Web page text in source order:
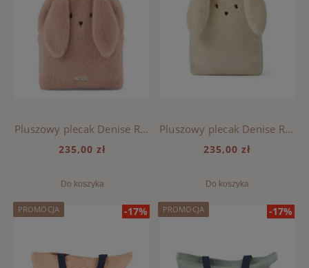
Pluszowy plecak Denise Rabbit Liewood - PALE TUSCANY
235,00 zł
Do koszyka
Pluszowy plecak Denise Rabbit Liewood - MIST
235,00 zł
Do koszyka
-17%
PROMOCJA -17%
PROMOCJA